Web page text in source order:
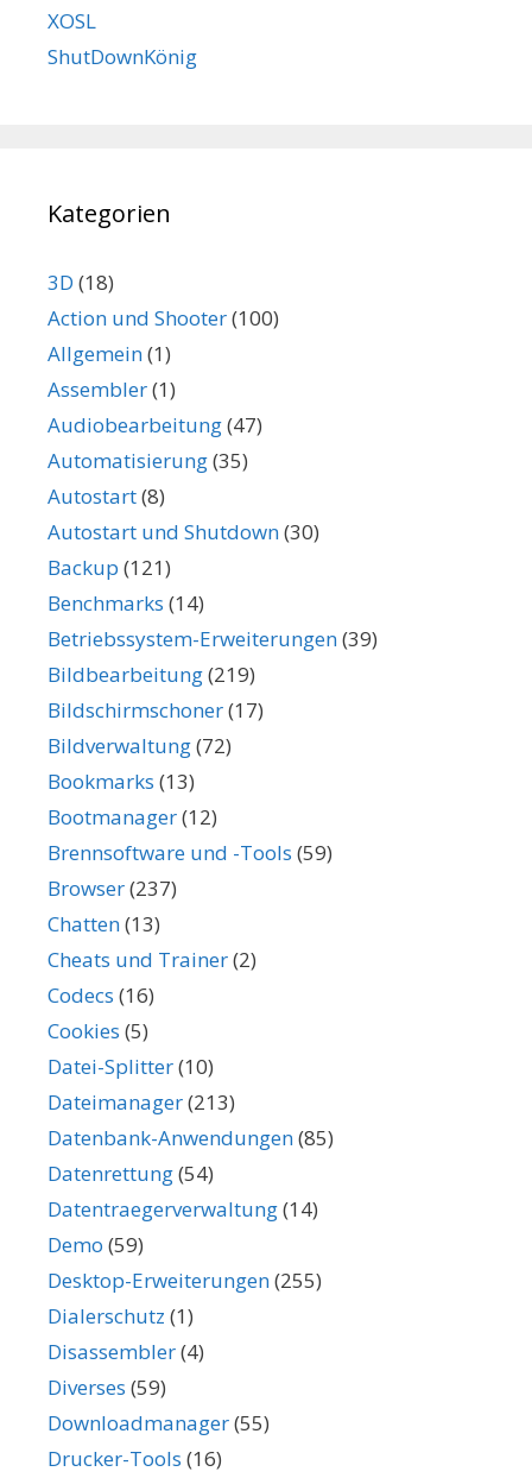
XOSL
ShutDownKönig
Kategorien
3D (18)
Action und Shooter(100)
Allgemein(1)
Assembler(1)
Audiobearbeitung(47)
Automatisierung(35)
Autostart(8)
Autostart und Shutdown(30)
Backup (121)
Benchmarks (14)
Betriebssystem-Erweiterungen(39)
Bildbearbeitung(219)
Bildschirmschoner(17)
Bildverwaltung(72)
Bookmarks (13)
Bootmanager(12)
Brennsoftware und -Tools (59)
Browser(237)
Chatten(13)
Cheats und Trainer(2)
Codecs (16)
Cookies (5)
Datei-Splitter(10)
Dateimanager(213)
Datenbank-Anwendungen(85)
Datenrettung(54)
Datentraegerverwaltung(14)
Demo (59)
Desktop-Erweiterungen(255)
Dialerschutz (1)
Disassembler(4)
Diverses (59)
Downloadmanager(55)
Drucker-Tools (16)